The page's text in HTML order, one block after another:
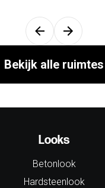
Bekijk alle ruimtes
Looks
Betonlook
Hardsteenlook